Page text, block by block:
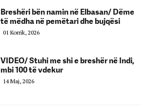
Breshëri bën namin në Elbasan/ Dëme
të mëdha në pemëtari dhe bujqësi
01 Korrik, 2026
VIDEO/ Stuhi me shi e breshër në Indi,
mbi 100 të vdekur
14 Maj, 2026